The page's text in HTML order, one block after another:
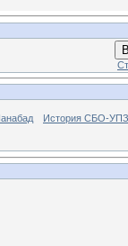
История СБО-УПЗ